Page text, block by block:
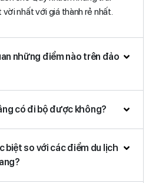
nhất với giá thành rẻ nhất.
những điểm nào trên đảo
có đi bộ được không?
biệt so với các điểm du lịch